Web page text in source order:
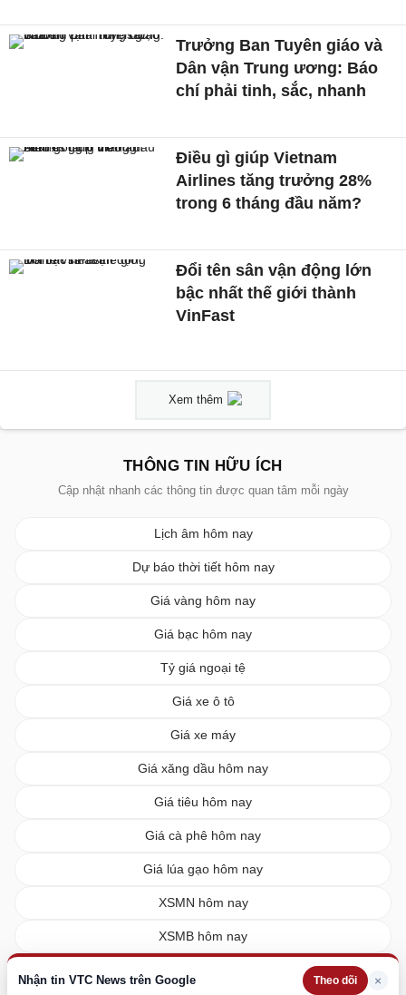
Nhận tin VTC News trên Google Theo dõi ×
Trưởng Ban Tuyên giáo và
Dân vận Trung ương: Báo
chí phải tinh, sắc, nhanh
Điều gì giúp Vietnam
Airlines tăng trưởng 28%
trong 6 tháng đầu năm?
Đổi tên sân vận động lớn
bậc nhất thế giới thành
VinFast
Xem thêm
THÔNG TIN HỮU ÍCH
Cập nhật nhanh các thông tin được quan tâm mỗi ngày
Lịch âm hôm nay
Dự báo thời tiết hôm nay
Giá vàng hôm nay
Giá bạc hôm nay
Tỷ giá ngoại tệ
Giá xe ô tô
Giá xe máy
Giá xăng dầu hôm nay
Giá tiêu hôm nay
Giá cà phê hôm nay
Giá lúa gạo hôm nay
XSMN hôm nay
XSMB hôm nay